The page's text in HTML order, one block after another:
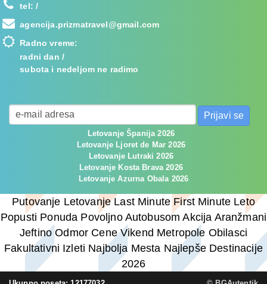
tel:/
agencija.prizmatravel@gmail.com
Radno vreme:
radni dan /
subota i nedeljom ne radimo
Letovanje Španija 2026
Letovanje Ljoret de Mar 2026
Letovanje Lutraki 2026
Letovanje Kosta Brava 2026
Letovanje Azurna Obala 2026
Putovanje Letovanje Last Minute First Minute Leto
Popusti Ponuda Povoljno Autobusom Akcija Aranžmani
Jeftino Odmor Cene Vikend Metropole Obilasci
Fakultativni Izleti Najbolja Mesta Najlepše Destinacije
2026